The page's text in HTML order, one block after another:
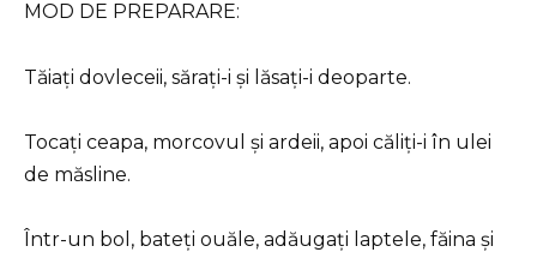
MOD DE PREPARARE:
Tăiați dovleceii, sărați-i și lăsați-i deoparte.
Tocați ceapa, morcovul și ardeii, apoi căliți-i în ulei
de măsline.
Într-un bol, bateți ouăle, adăugați laptele, făina și